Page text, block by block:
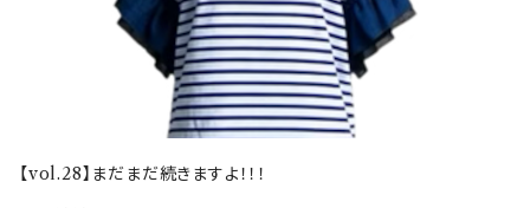
【vol.28】まだまだ続きますよ！！！